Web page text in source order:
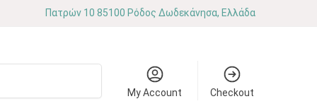
Πατρών 10 85100 Ρόδος Δωδεκάνησα, Ελλάδα
My Account Checkout